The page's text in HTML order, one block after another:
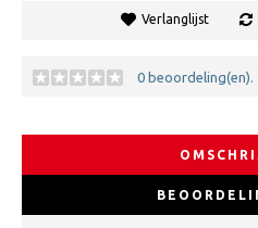
Verlanglijst
0 beoordeling(en).